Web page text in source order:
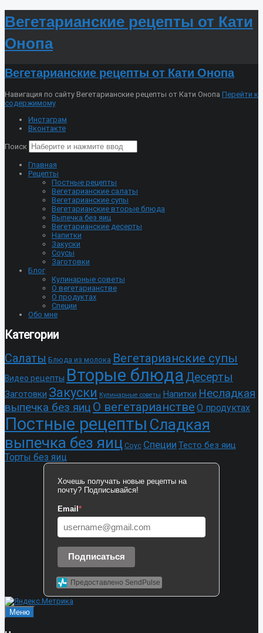
Вегетарианские рецепты от Кати
Онопа
Вегетарианские рецепты от Кати Онопа
Навигация по сайту Вегетарианские рецепты от Кати Онопа Перейти к
содержимому
Инстаграм
Вконтакте
Поиск
Главная
Рецепты
Постные рецепты
Вегетарианские салаты
Вегетарианские супы
Вегетарианские вторые блюда
Выпечка без яиц
Вегетарианские десерты
Напитки
Закуски
Соусы
Заготовки
Блог
Кулинарные советы
О вегетарианстве
О продуктах
Специи
Обо мне
Категории
Cалаты Блюда из молока Вегетарианские супы
Видео рецепты Вторые блюда Десерты
Заготовки Закуски Кулинарные советы Напитки Несладкая
выпечка без яиц О вегетарианстве О продуктах
Постные рецепты Сладкая
выпечка без яиц Соус Специи Тесто без яиц
Торты без яиц
Хочешь получать новые рецепты на
почту? Подписывайся!
Email *
Подписаться
Предоставлено SendPulse
Меню